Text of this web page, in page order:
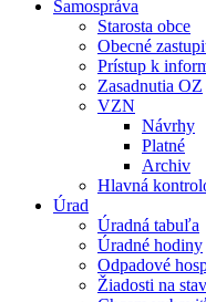
Samospráva
Starosta obce
Obecné
Prístup k
Zasadnutia OZ
VZN
Návrhy
Platné
Archiv
Hlavná
Úrad
Úradná tabuľa
Úradné hodiny
Odpadové
Žiadosti na